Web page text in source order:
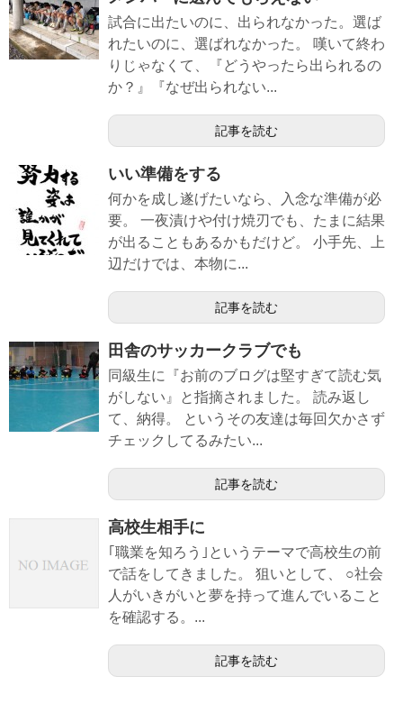
試合に出たいのに、出られなかった。選ば
れたいのに、選ばれなかった。 嘆いて終わ
りじゃなくて、『どうやったら出られるの
か？』『なぜ出られない...
記事を読む
いい準備をする
何かを成し遂げたいなら、入念な準備が必
要。 一夜漬けや付け焼刃でも、たまに結果
が出ることもあるかもだけど。 小手先、上
辺だけでは、本物に...
記事を読む
田舎のサッカークラブでも
同級生に『お前のブログは堅すぎて読む気
がしない』と指摘されました。 読み返し
て、納得。 というその友達は毎回欠かさず
チェックしてるみたい...
記事を読む
高校生相手に
｢職業を知ろう｣というテーマで高校生の前
で話をしてきました。 狙いとして、 ○社会
人がいきがいと夢を持って進んでいること
を確認する。...
記事を読む